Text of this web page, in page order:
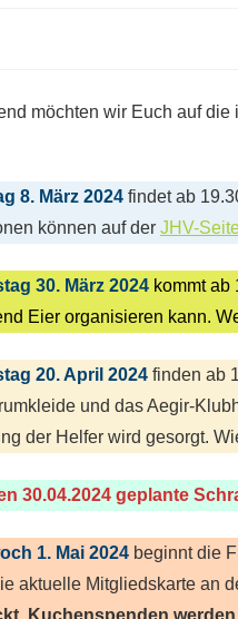
möchten wir Euch auf
8. März 2024 findet ab
können auf der JHV-
30. März 2024 kommt ab
Eier organisieren kann.
20. April 2024 finden ab
und das Aegir-
der Helfer wird gesorgt.
30.04.2024 geplante
1. Mai 2024 beginnt die
aktuelle Mitgliedskarte an
Kuchenspenden